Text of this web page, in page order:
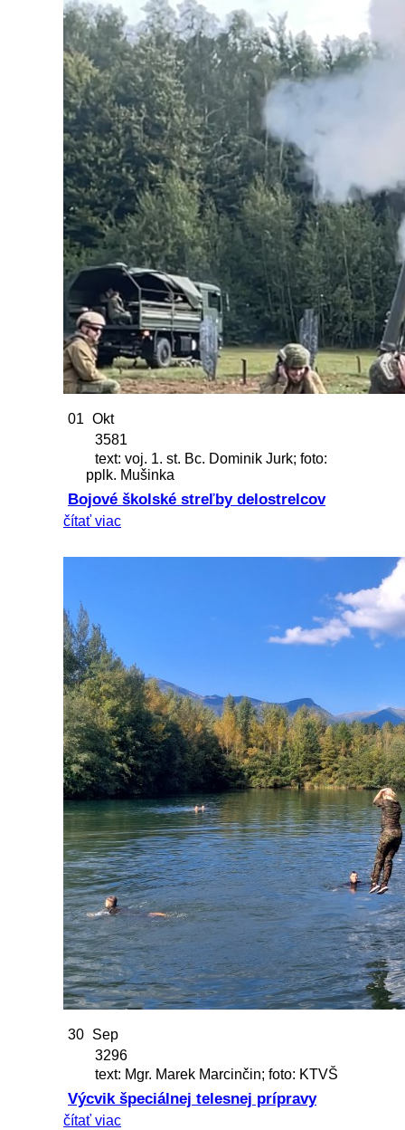
01 Okt
3581
text: voj. 1. st. Bc. Dominik Jurk; foto:
pplk. Mušinka
Bojové školské streľby delostrelcov
čítať viac
30 Sep
3296
text: Mgr. Marek Marcinčin; foto: KTVŠ
Výcvik špeciálnej telesnej prípravy
čítať viac